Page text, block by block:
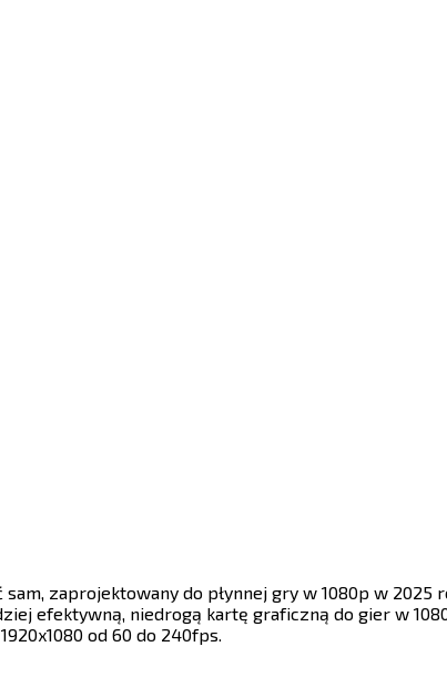
zaprojektowany do płynnej gry w 1080p w 2025
efektywną, niedrogą kartę graficzną do gier w